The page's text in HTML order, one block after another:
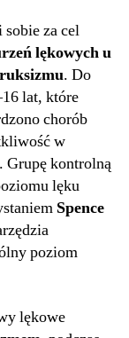
za cel
lękowych u
. Do
lat, które
chorób
w
Grupę kontrolną
lęku
Spence
poziom
lękowe